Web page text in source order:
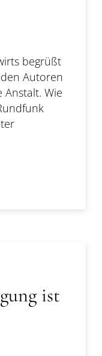
begrüßt
Autoren
Anstalt. Wie
ist